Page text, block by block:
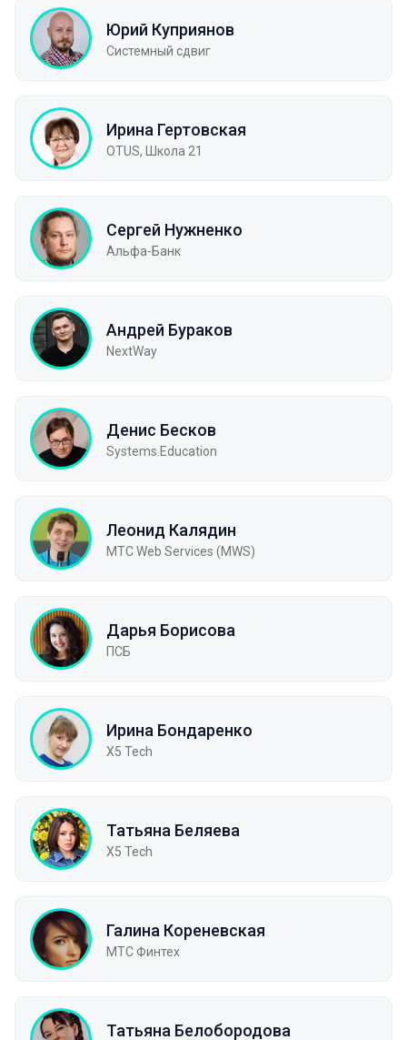
Юрий Куприянов
Системный сдвиг
Ирина Гертовская
OTUS, Школа 21
Сергей Нужненко
Альфа-Банк
Андрей Бураков
NextWay
Денис Бесков
Systems.Education
Леонид Калядин
МТС Web Services (MWS)
Дарья Борисова
ПСБ
Ирина Бондаренко
X5 Tech
Татьяна Беляева
X5 Tech
Галина Кореневская
МТС Финтех
Татьяна Белобородова